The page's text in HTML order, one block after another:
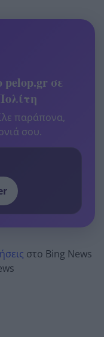
σε
παράπονα,
σου.
στο Bing News